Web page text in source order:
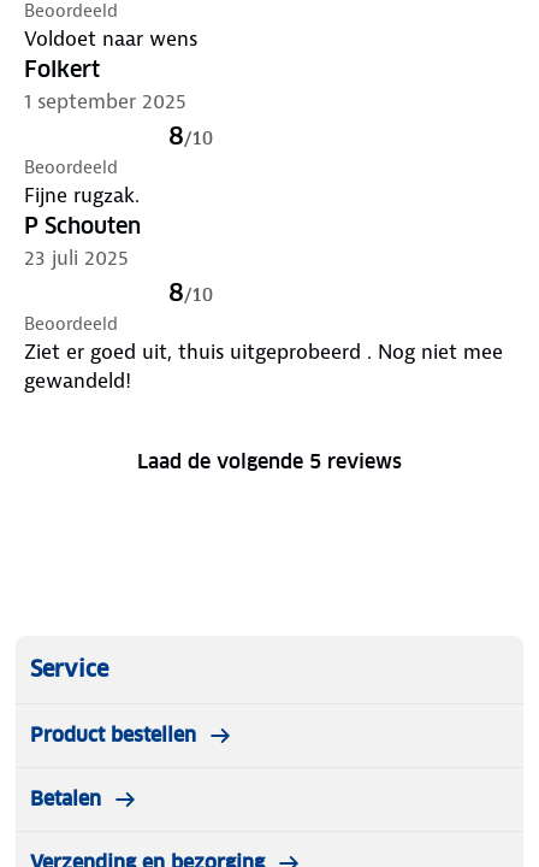
Beoordeeld
Voldoet naar wens
Folkert
1 september 2025
8/10
Beoordeeld
Fijne rugzak.
P Schouten
23 juli 2025
8/10
Beoordeeld
Ziet er goed uit, thuis uitgeprobeerd . Nog niet mee
gewandeld!
Laad de volgende 5 reviews
Service
Product bestellen
Betalen